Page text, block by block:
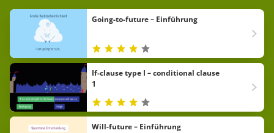
Going-to-future – Einführung
If-clause type I – conditional clause
1
Will-future – Einführung